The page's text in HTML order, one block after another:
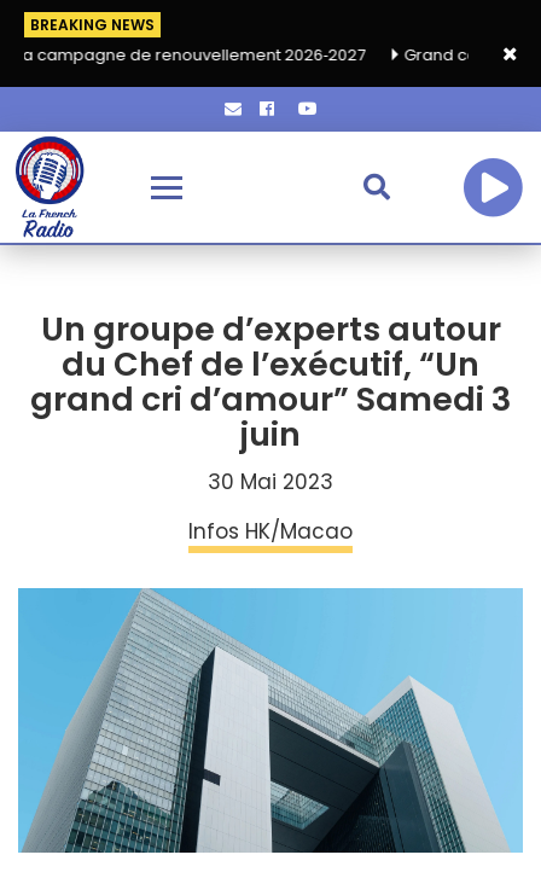
BREAKING NEWS
renouvellement 2026‑2027 Grand café de rentrée HKA le
Un groupe d’experts autour
du Chef de l’exécutif, “Un
grand cri d’amour” Samedi 3
juin
30 Mai 2023
Infos HK/Macao